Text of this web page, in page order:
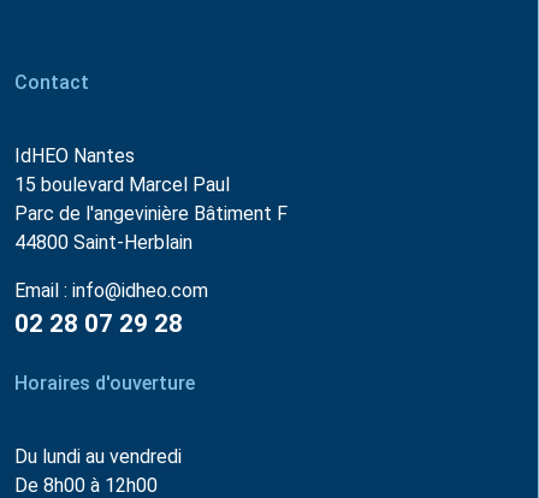
Contact
IdHEO Nantes
15 boulevard Marcel Paul
Parc de l'angevinière Bâtiment F
44800 Saint-Herblain
Email : info@idheo.com
02 28 07 29 28
Horaires d'ouverture
Du lundi au vendredi
De 8h00 à 12h00